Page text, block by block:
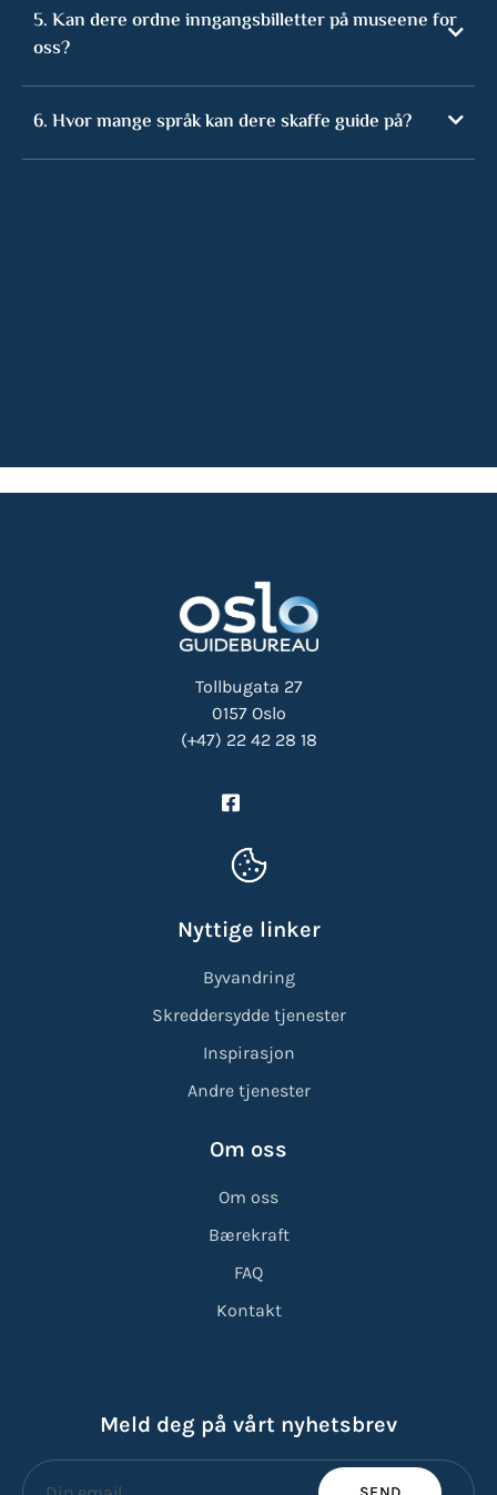
5. Kan dere ordne inngangsbilletter på museene for
oss?
6. Hvor mange språk kan dere skaffe guide på?
Tollbugata 27
0157 Oslo
(+47) 22 42 28 18
Nyttige linker
Byvandring
Skreddersydde tjenester
Inspirasjon
Andre tjenester
Om oss
Om oss
Bærekraft
FAQ
Kontakt
Meld deg på vårt nyhetsbrev